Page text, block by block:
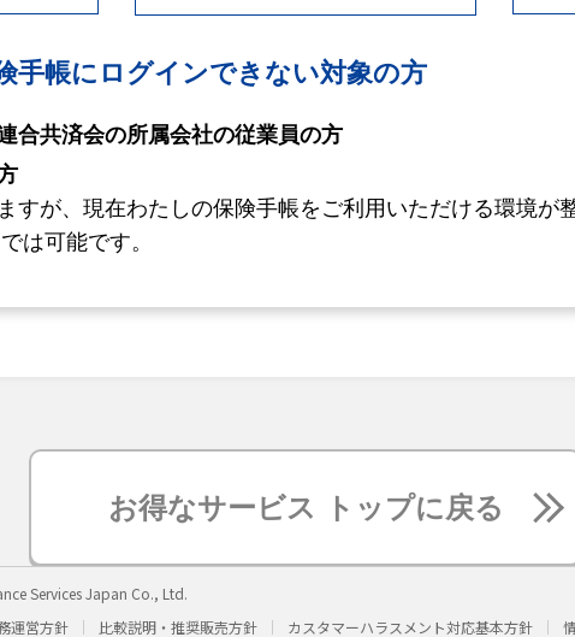
手帳にログインできない対象の方
合共済会の所属会社の従業員の方
すが、現在わたしの保険手帳をご利用いただける環境が
は可能です。
お得なサービス トップに戻る
Services Japan Co., Ltd.
運営方針 比較説明・推奨販売方針 カスタマーハラスメント対応基本方針